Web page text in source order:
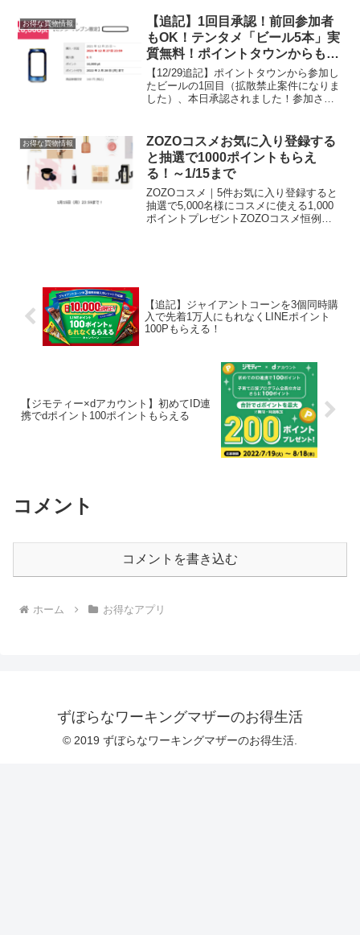
ソン合計で10万名様期間2023年3月7日
（火）...
お得な買物情報
【追記】1回目承認！前回参加者
もOK！テンタメ「ビール5本」実
質無料！ポイントタウンからも参
加できる！
【12/29追記】ポイントタウンから参加し
たビールの1回目（拡散禁止案件になりま
した）、本日承認されました！参加され
忘れたとコメントでいただいた方、どう
でしたか？追記終...
お得な買物情報
ZOZOコスメお気に入り登録する
と抽選で1000ポイントもらえ
る！～1/15まで
ZOZOコスメ｜5件お気に入り登録すると
抽選で5,000名様にコスメに使える1,000
ポイントプレゼントZOZOコスメ恒例の
【追記】ジャイアントコーンを3個同時購
入で先着1万人にもれなくLINEポイント
100Pもらえる！
【ジモティー×dアカウント】初めてID連
携でdポイント100ポイントもらえる
コメント
コメントを書き込む
ホーム お得なアプリ
ずぼらなワーキングマザーのお得生活
© 2019 ずぼらなワーキングマザーのお得生活.